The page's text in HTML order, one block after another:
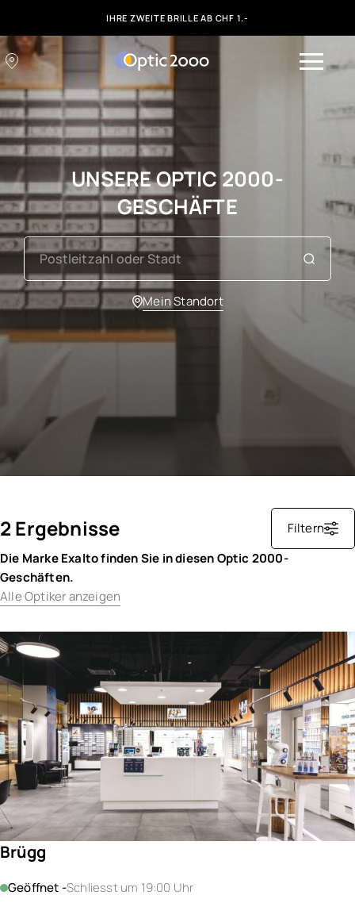
IHRE ZWEITE BRILLE AB CHF 1.-
UNSERE OPTIC 2000-
GESCHÄFTE
Mein Standort
2 Ergebnisse
Filtern
Die Marke Exalto finden Sie in diesen Optic 2000-
Geschäften.
Alle Optiker anzeigen
Brügg
Geöffnet -Schliesst um 19:00 Uhr